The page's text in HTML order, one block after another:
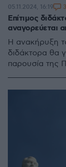
Επίτιμος
αναγορεύεται
Η ανακήρυξη
διδάκτορα θα
παρουσία της
05.11.2024, 16:19 3